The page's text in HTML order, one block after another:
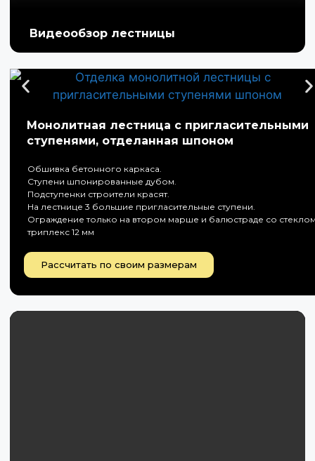
Видеообзор лестницы
Монолитная лестница с пригласительными
ступенями, отделанная шпоном
Обшивка бетонного каркаса.
Ступени шпонированные дубом.
Подступенки строители красят.
На лестнице 3 большие пригласительные ступени.
Ограждение только на втором марше и балюстраде со
триплекс 12 мм
Рассчитать по своим размерам